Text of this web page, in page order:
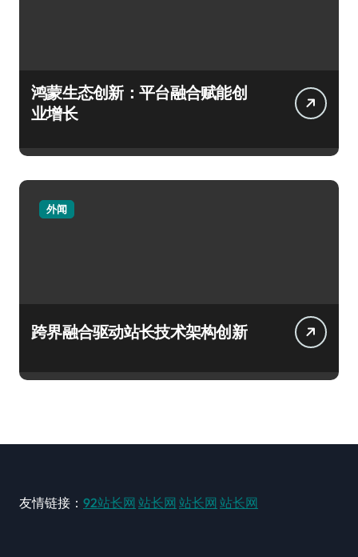
鸿蒙生态创新：平台融合赋能创
业增长
外闻
跨界融合驱动站长技术架构创新
友情链接： 92站长网 站长网 站长网 站长网